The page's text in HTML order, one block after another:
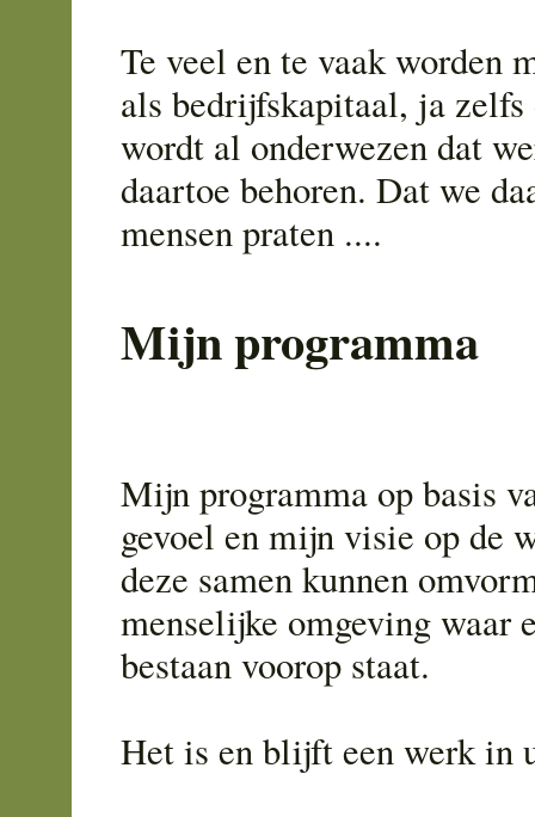
Te veel en te vaak worden
als bedrijfskapitaal, ja zelfs
wordt al onderwezen dat
daartoe behoren. Dat we
mensen praten ....
Mijn programma
Mijn programma op basis
gevoel en mijn visie op de
deze samen kunnen
menselijke omgeving waar
bestaan voorop staat.
Het is en blijft een werk in